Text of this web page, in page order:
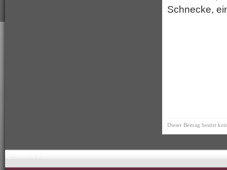
Schnecke,
Dieser Beitrag besitzt